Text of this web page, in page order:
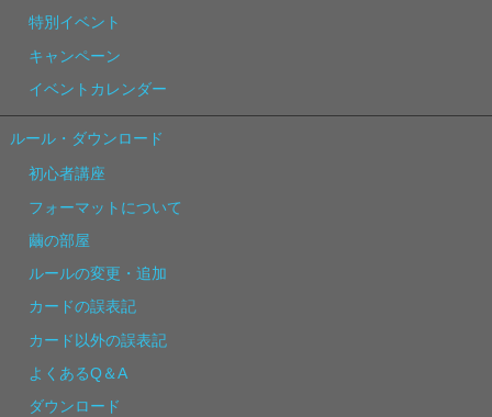
特別イベント
キャンペーン
イベントカレンダー
ルール・ダウンロード
初心者講座
フォーマットについて
繭の部屋
ルールの変更・追加
カードの誤表記
カード以外の誤表記
よくあるQ＆A
ダウンロード